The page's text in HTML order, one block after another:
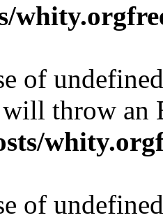
of
throw an
of